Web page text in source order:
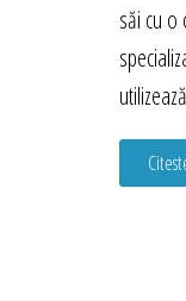
săi cu o